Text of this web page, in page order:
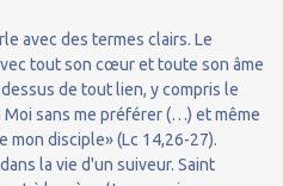
avec des termes clairs. Le
tout son cœur et toute son âme
de tout lien, y compris le
sans me préférer (…) et même
mon disciple» (Lc 14,26-27).
la vie d'un suiveur. Saint